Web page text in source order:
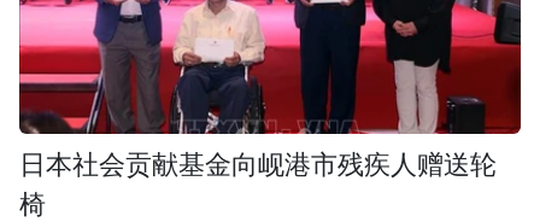
日本社会贡献基金向岘港市残疾人赠送轮
椅